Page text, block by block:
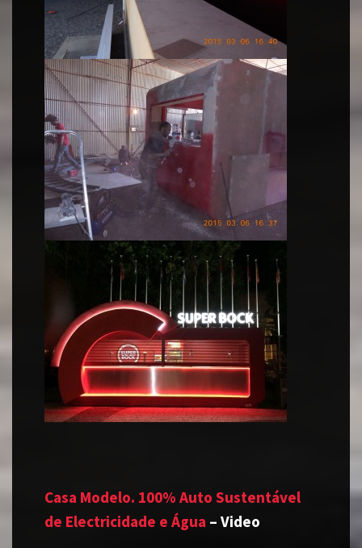
Casa Modelo. 100% Auto Sustentável
de Electricidade e Água – Video